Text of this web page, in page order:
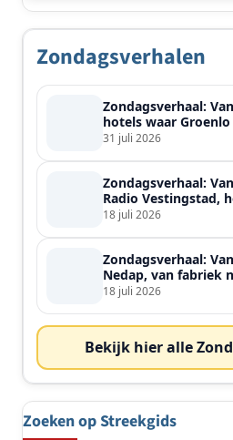
Zondagsverhalen
Zondagsverhaal:
hotels waar
31 juli 2026
Zondagsverhaal:
Radio Vestingstad,
de streek
18 juli 2026
Zondagsverhaal:
Nedap, van fabriek
18 juli 2026
Bekijk hier alle
Zoeken op Streekgids